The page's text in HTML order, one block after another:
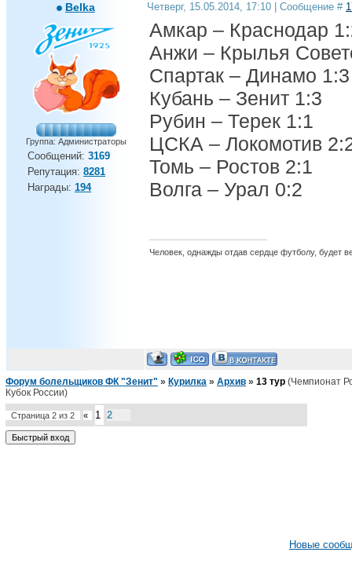
Belka
Группа: Администраторы
Сообщений: 3169
Репутация: 8281
Награды: 194
Четверг, 15.05.2014, 17:10 | Сообщение #
Амкар – Краснодар
Анжи – Крылья
Спартак – Динамо 1:3
Кубань – Зенит 1:3
Рубин – Терек 1:1
ЦСКА – Локомотив
Томь – Ростов 2:1
Волга – Урал 0:2
Человек, однажды отдав сердце футболу, будет
Форум болельщиков ФК "Зенит" » Курилка » Архив » 13 тур (Чемпионат
Кубок России)
Страница 2 из 2 « 1 2
Новые